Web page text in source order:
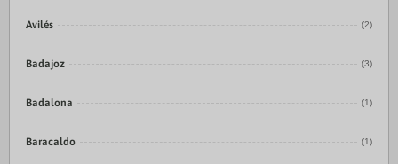
Avilés (2)
Badajoz (3)
Badalona (1)
Baracaldo (1)